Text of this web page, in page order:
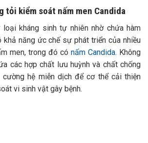
tỏi kiểm soát nấm men Candida
kháng sinh tự nhiên nhờ chứa hàm
năng ức chế sự phát triển của nhiều
men, trong đó có nấm Candida. Không
các hợp chất lưu huỳnh và chất chống
hệ miễn dịch để cơ thể cải thiện
vi sinh vật gây bệnh.